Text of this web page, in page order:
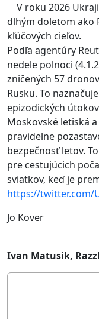
V roku 2026
dlhým doletom ako
kľúčových cieľov.
Podľa agentúry
nedele polnoci
zničených 57
Rusku. To
epizodických
Moskovské letiská
pravidelne
bezpečnosť letov.
pre cestujúcich
sviatkov, keď je
https://twitter.com/
Jo Kover
Ivan Matusik,